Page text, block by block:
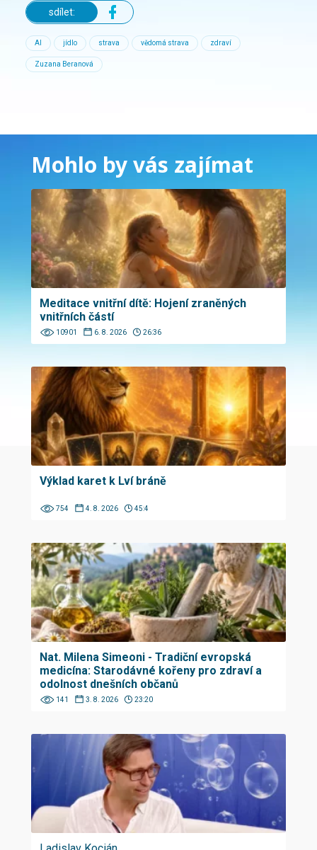
sdílet:
AI jídlo strava vědomá strava zdraví
Zuzana Beranová
Mohlo by vás zajímat
Meditace vnitřní dítě: Hojení zraněných
vnitřních částí
10901 6. 8. 2026 26:36
Výklad karet k Lví bráně
754 4. 8. 2026 45:4
Nat. Milena Simeoni - Tradiční evropská
medicína: Starodávné kořeny pro zdraví a
odolnost dnešních občanů
141 3. 8. 2026 23:20